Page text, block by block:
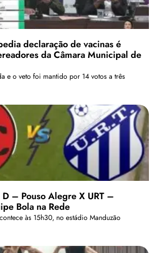
declaração de vacinas é
da Câmara Municipal de
e o veto foi mantido por 14 votos a três
– Pouso Alegre X URT –
Bola na Rede
às 15h30, no estádio Manduzão